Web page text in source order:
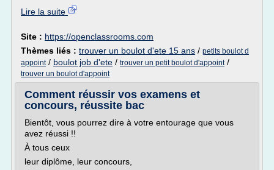
Lire la suite
Site : https://openclassrooms.com
Thèmes liés : trouver un boulot d'ete 15 ans / petits boulot d
appoint/ boulot job d'ete / trouver un petit boulot d'appoint/
trouver un boulot d'appoint
Comment réussir vos examens et
concours, réussite bac
Bientôt, vous pourrez dire à votre entourage que vous
avez réussi !!
À tous ceux
leur diplôme, leur concours,